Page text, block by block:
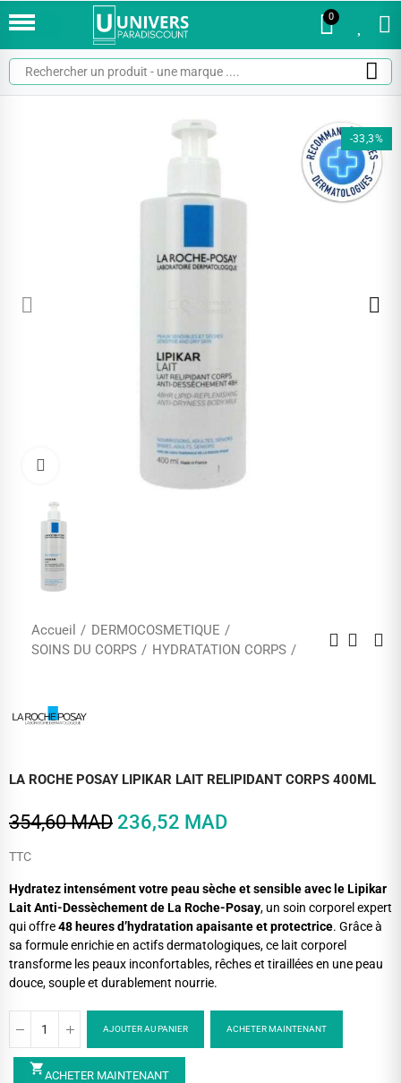
0
-33,3%
Cliquez pour agrandir
Accueil
DERMOCOSMETIQUE
SOINS DU CORPS
HYDRATATION CORPS
LA ROCHE POSAY LIPIKAR LAIT RELIPIDANT CORPS 400ML
354,60 MAD 236,52 MAD
TTC
Hydratez intensément votre peau sèche et sensible avec le Lipikar
Lait Anti-Dessèchement de La Roche-Posay, un soin corporel expert
qui offre48 heures d’hydratation apaisante et protectrice. Grâce à
sa formule enrichie en actifs dermatologiques, ce lait corporel
transforme les peaux inconfortables, rêches et tiraillées en une peau
douce, souple et durablement nourrie.
AJOUTER AU PANIER ACHETER MAINTENANT
shopping_cartACHETER MAINTENANT